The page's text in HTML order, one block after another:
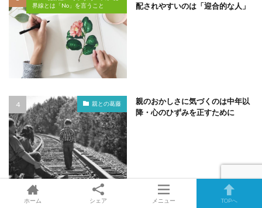
界線とは「No」を言うこと
配されやすいのは「迎合的な人」
親との葛藤
親のおかしさに気づくのは中年以
降・心のひずみを正すために
ホーム シェア メニュー TOPへ